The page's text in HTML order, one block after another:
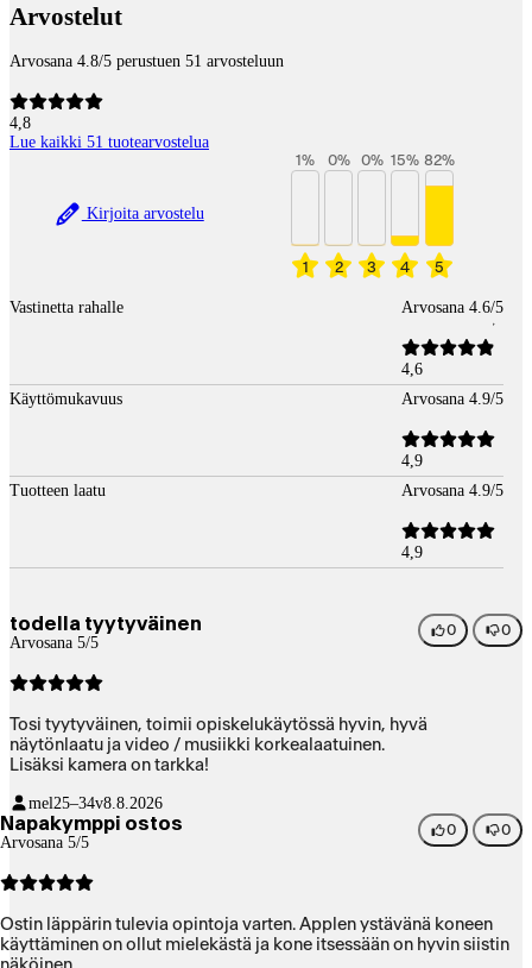
Arvostelut
Arvosana 4.8/5 perustuen 51 arvosteluun
4,8
Lue kaikki 51 tuotearvostelua
Kirjoita arvostelu
1
1%
2
0%
3
0%
4
15%
5
82%
Vastinetta rahalle Arvosana 4.6/5
4,6
Käyttömukavuus
Arvosana 4.9/5
4,9
Tuotteen laatu
Arvosana 4.9/5
4,9
todella tyytyväinen
Arvosana 5/5
0 0
Tosi tyytyväinen, toimii opiskelukäytössä hyvin, hyvä
näytönlaatu ja video / musiikki korkealaatuinen.
Lisäksi kamera on tarkka!
mel25–34v8.8.2026
Napakymppi ostos
Arvosana 5/5
0 0
Ostin läppärin tulevia opintoja varten. Applen ystävänä koneen
käyttäminen on ollut mielekästä ja kone itsessään on hyvin siistin